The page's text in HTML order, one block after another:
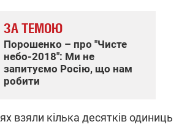
ЗА ТЕМОЮ
Порошенко – про "Чисте
небо-2018": Ми не
запитуємо Росію, що нам
робити
взяли кілька десятків одиниць